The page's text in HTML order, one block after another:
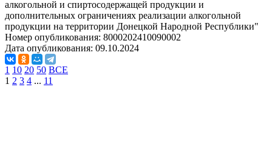
алкогольной и спиртосодержащей продукции и
дополнительных ограничениях реализации алкогольной
продукции на территории Донецкой Народной Республики"
Номер опубликования: 8000202410090002
Дата опубликования: 09.10.2024
1 10 20 50 ВСЕ
1 2 3 4 ... 11